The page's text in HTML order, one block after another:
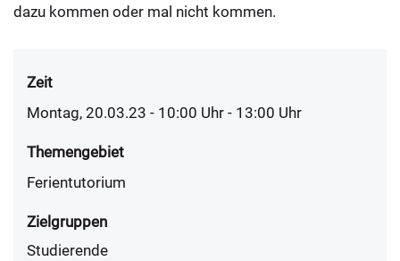
dazu kommen oder mal nicht kommen.
Zeit
Montag, 20.03.23 - 10:00 Uhr - 13:00 Uhr
Themengebiet
Ferientutorium
Zielgruppen
Studierende